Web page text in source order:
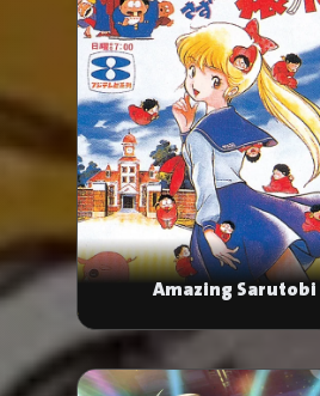
Amazing Sarutobi